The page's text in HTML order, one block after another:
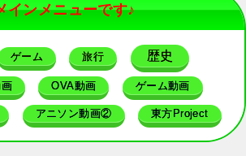
インメニューです♪
ゲーム 旅行 歴史
OVA動画 ゲーム動画
アニソン動画② 東方Project